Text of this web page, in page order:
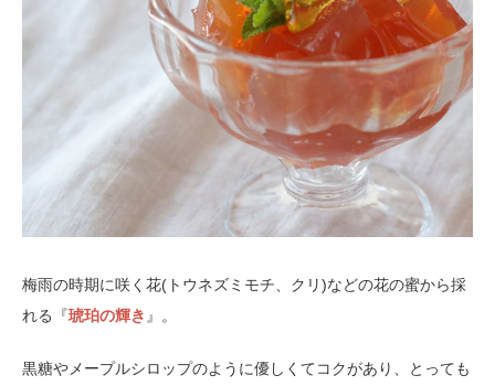
梅雨の時期に咲く花(トウネズミモチ、クリ)などの花の蜜から採
れる『琥珀の輝き 』。
黒糖やメープルシロップのように優しくてコクがあり、とっても